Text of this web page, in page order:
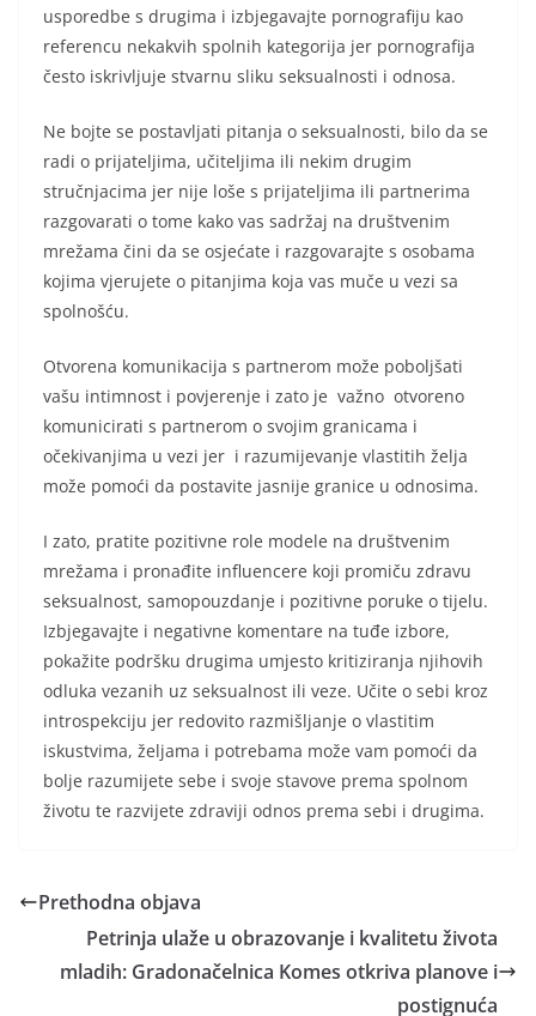
usporedbe s drugima i izbjegavajte pornografiju kao
referencu nekakvih spolnih kategorija jer pornografija
često iskrivljuje stvarnu sliku seksualnosti i odnosa.
Ne bojte se postavljati pitanja o seksualnosti, bilo da se
radi o prijateljima, učiteljima ili nekim drugim
stručnjacima jer nije loše s prijateljima ili partnerima
razgovarati o tome kako vas sadržaj na društvenim
mrežama čini da se osjećate i razgovarajte s osobama
kojima vjerujete o pitanjima koja vas muče u vezi sa
spolnošću.
Otvorena komunikacija s partnerom može poboljšati
vašu intimnost i povjerenje i zato je važno otvoreno
komunicirati s partnerom o svojim granicama i
očekivanjima u vezi jer i razumijevanje vlastitih želja
može pomoći da postavite jasnije granice u odnosima.
I zato, pratite pozitivne role modele na društvenim
mrežama i pronađite influencere koji promiču zdravu
seksualnost, samopouzdanje i pozitivne poruke o tijelu.
Izbjegavajte i negativne komentare na tuđe izbore,
pokažite podršku drugima umjesto kritiziranja njihovih
odluka vezanih uz seksualnost ili veze. Učite o sebi kroz
introspekciju jer redovito razmišljanje o vlastitim
iskustvima, željama i potrebama može vam pomoći da
bolje razumijete sebe i svoje stavove prema spolnom
životu te razvijete zdraviji odnos prema sebi i drugima.
Prethodna objava
Petrinja ulaže u obrazovanje i kvalitetu života
mladih: Gradonačelnica Komes otkriva planove i
postignuća